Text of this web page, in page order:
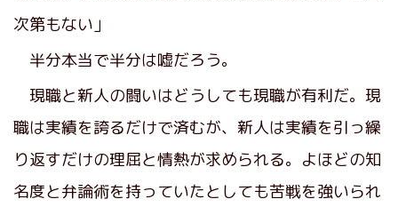
次第もない」
半分本当で半分は嘘だろう。
現職と新人の闘いはどうしても現職が有利だ。現
職は実績を誇るだけで済むが、新人は実績を引っ繰
り返すだけの理屈と情熱が求められる。よほどの知
名度と弁論術を持っていたとしても苦戦を強いられ